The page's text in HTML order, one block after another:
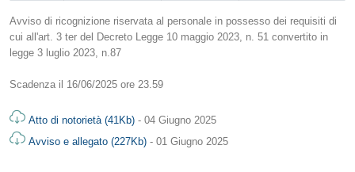
Avviso di ricognizione riservata al personale in possesso dei requisiti di
cui all'art. 3 ter del Decreto Legge 10 maggio 2023, n. 51 convertito in
legge 3 luglio 2023, n.87
Scadenza il 16/06/2025 ore 23.59
Atto di notorietà (41Kb) - 04 Giugno 2025
Avviso e allegato (227Kb) - 01 Giugno 2025